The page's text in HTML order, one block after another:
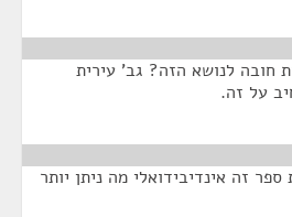
חובה לנושא הזה? גב' עירית
על זה.
זה אינדיבידואלי מה ניתן יותר